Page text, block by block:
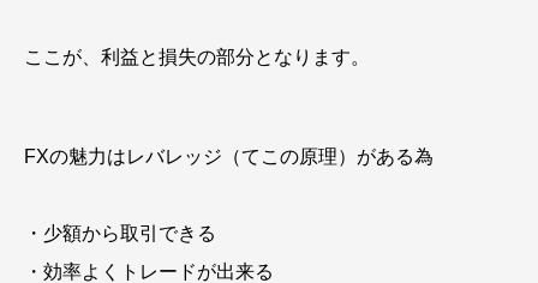
ここが、利益と損失の部分となります。
FXの魅力はレバレッジ（てこの原理）がある為
・少額から取引できる
・効率よくトレードが出来る